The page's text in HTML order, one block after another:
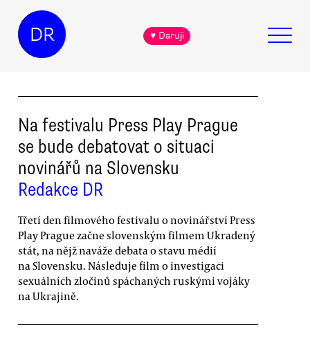
DR ♥ Daruji
Na festivalu Press Play Prague
se bude debatovat o situaci
novinářů na Slovensku
Redakce DR
Třetí den filmového festivalu o novinářství Press
Play Prague začne slovenským filmem Ukradený
stát, na nějž naváže debata o stavu médií
na Slovensku. Následuje film o investigaci
sexuálních zločinů spáchaných ruskými vojáky
na Ukrajině.